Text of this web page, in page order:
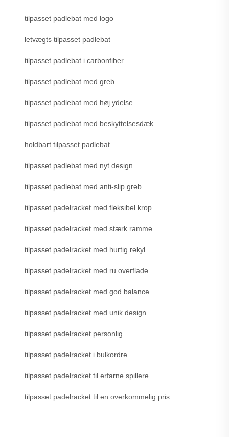
tilpasset padlebat med logo
letvægts tilpasset padlebat
tilpasset padlebat i carbonfiber
tilpasset padlebat med greb
tilpasset padlebat med høj ydelse
tilpasset padlebat med beskyttelsesdæk
holdbart tilpasset padlebat
tilpasset padlebat med nyt design
tilpasset padlebat med anti-slip greb
tilpasset padelracket med fleksibel krop
tilpasset padelracket med stærk ramme
tilpasset padelracket med hurtig rekyl
tilpasset padelracket med ru overflade
tilpasset padelracket med god balance
tilpasset padelracket med unik design
tilpasset padelracket personlig
tilpasset padelracket i bulkordre
tilpasset padelracket til erfarne spillere
tilpasset padelracket til en overkommelig pris